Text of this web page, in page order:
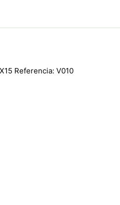
Referencia: V010